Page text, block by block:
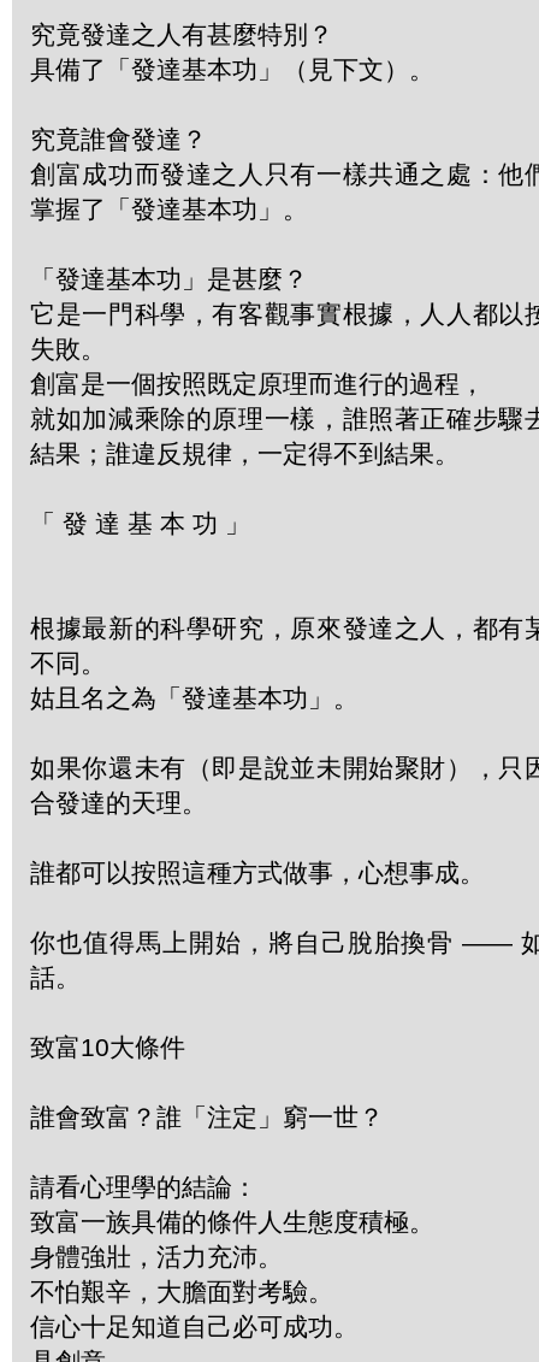
究竟發達之人有甚麼特別？
具備了「發達基本功」（見下文）。
究竟誰會發達？
創富成功而發達之人只有一樣共通之處：他
掌握了「發達基本功」。
「發達基本功」是甚麼？
它是一門科學，有客觀事實根據，人人都以
失敗。
創富是一個按照既定原理而進行的過程，
就如加減乘除的原理一樣，誰照著正確步驟
結果；誰違反規律，一定得不到結果。
「 發 達 基 本 功 」
根據最新的科學研究，原來發達之人，都有
不同。
姑且名之為「發達基本功」。
如果你還未有（即是說並未開始聚財），只
合發達的天理。
誰都可以按照這種方式做事，心想事成。
你也值得馬上開始，將自己脫胎換骨 ——
話。
致富10大條件
誰會致富？誰「注定」窮一世？
請看心理學的結論：
致富一族具備的條件人生態度積極。
身體強壯，活力充沛。
不怕艱辛，大膽面對考驗。
信心十足知道自己必可成功。